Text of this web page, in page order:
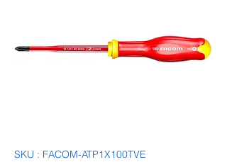
SKU : FACOM-ATP1X100TVE